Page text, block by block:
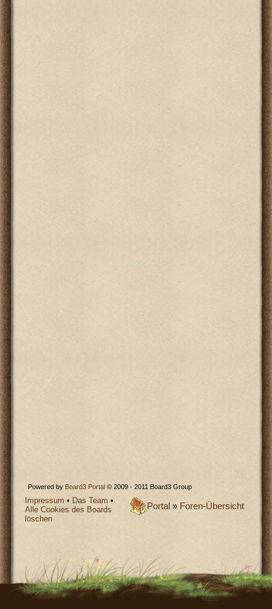
Powered by Board3 Portal © 2009 - 2011 Board3 Group
Portal » Foren-Übersicht
Impressum • Das Team •
Alle Cookies des Boards
löschen